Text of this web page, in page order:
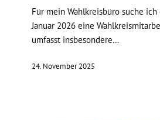
Für mein Wahlkreisbüro suche
Januar 2026 eine
umfasst insbesondere…
24. November 2025